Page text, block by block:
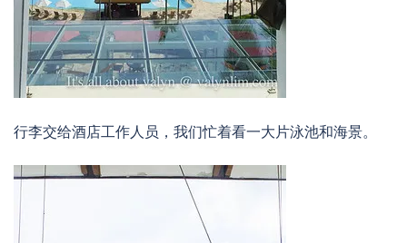
行李交给酒店工作人员，我们忙着看一大片泳池和海景。